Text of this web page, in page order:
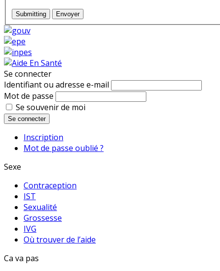
Submitting Envoyer
Se connecter
Identifiant ou adresse e-mail
Mot de passe
Se souvenir de moi
Se connecter
Inscription
Mot de passe oublié ?
Sexe
Contraception
IST
Sexualité
Grossesse
IVG
Où trouver de l’aide
Ca va pas